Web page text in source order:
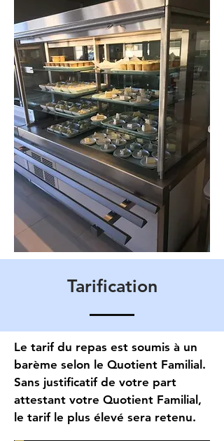
Tarification
Le tarif du repas est soumis à un
barème selon le Quotient Familial.
Sans justificatif de votre part
attestant votre Quotient Familial,
le tarif le plus élevé sera retenu.